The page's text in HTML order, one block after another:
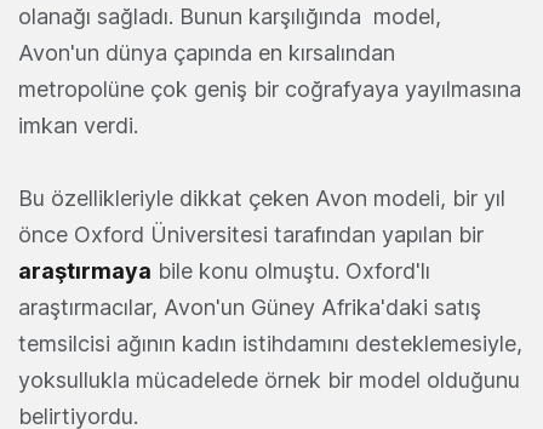
olanağı sağladı. Bunun karşılığında model,
Avon'un dünya çapında en kırsalından
metropolüne çok geniş bir coğrafyaya yayılmasına
imkan verdi.
Bu özellikleriyle dikkat çeken Avon modeli, bir yıl
önce Oxford Üniversitesi tarafından yapılan bir
araştırmaya bile konu olmuştu. Oxford'lı
araştırmacılar, Avon'un Güney Afrika'daki satış
temsilcisi ağının kadın istihdamını desteklemesiyle,
yoksullukla mücadelede örnek bir model olduğunu
belirtiyordu.